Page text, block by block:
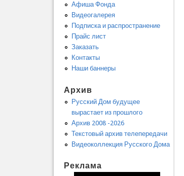
Афиша Фонда
Видеогалерея
Подписка и распространение
Прайс лист
Заказать
Контакты
Наши баннеры
Архив
Русский Дом будущее
вырастает из прошлого
Архив 2008 -2026
Текстовый архив телепередачи
Видеоколлекция Русского Дома
Реклама